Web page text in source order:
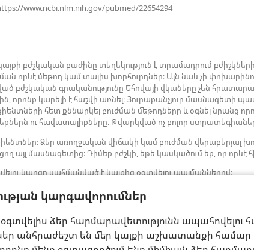
կարգավորումներ
օգտվելիս ձեր հարմարավետությունն
անհրաժեշտ են մեր կայքի աշխատանքի համար և
www.ncbi.nlm.nih.gov/pubmed/22654294
բժշկական բաժինը տեղեկություն է տրամադրում
որևէ մեթոդ կամ տալիս խորհուրդներ։ Այն նաև չի
բժշկական գրականությունը Եհովայի վկաները չեն
որոնք կարելի է հաշվի առնել։ Յուրաքանչյուր մասնագետի
հետ քննարկել բուժման մեթոդները և օգնել նրանց
ու հավատալիքները։ Թվարկված ոչ բոլոր
Ձեր առողջական վիճակի կամ բուժման վերաբերյալ
այլ մասնագետից։ Դիմեք բժշկի, եթե կասկածում եք, որ որևէ
կարգը սահմանված է կայքից օգտվելու պայմաններով։
տեսքի կարգավորումներ